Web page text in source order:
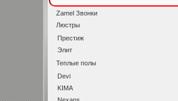
Zamel Звонки
Люстры
Престиж
Элит
Теплые полы
Devi
KIMA